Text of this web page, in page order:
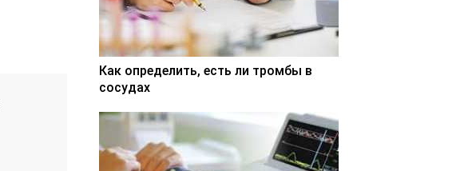
Как определить, есть ли тромбы в
сосудах